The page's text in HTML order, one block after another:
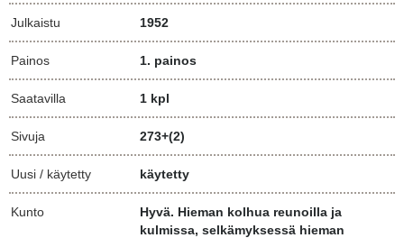
Julkaistu 1952
Painos 1. painos
Saatavilla 1 kpl
Sivuja 273+(2)
Uusi / käytetty käytetty
Kunto
Hyvä. Hieman kolhua reunoilla ja
kulmissa, selkämyksessä hieman